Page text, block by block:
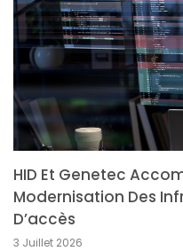
HID Et Genetec
Modernisation Des
D’accès
3 Juillet 2026